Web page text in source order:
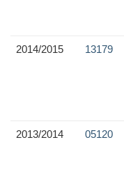
2014/2015 13179
2013/2014 05120